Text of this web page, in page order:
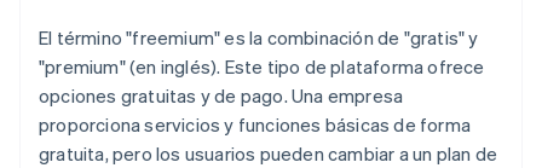
El término "freemium" es la combinación de "gratis" y
"premium" (en inglés). Este tipo de plataforma ofrece
opciones gratuitas y de pago. Una empresa
proporciona servicios y funciones básicas de forma
gratuita, pero los usuarios pueden cambiar a un plan de